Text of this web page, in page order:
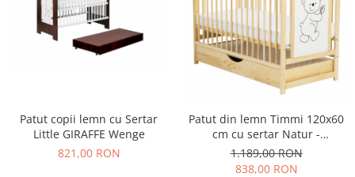
Patut copii lemn cu Sertar
Little GIRAFFE Wenge
821,00 RON
Patut din lemn Timmi 120x60
cm cu sertar Natur -
BabyNeeds
1.189,00 RON
838,00 RON